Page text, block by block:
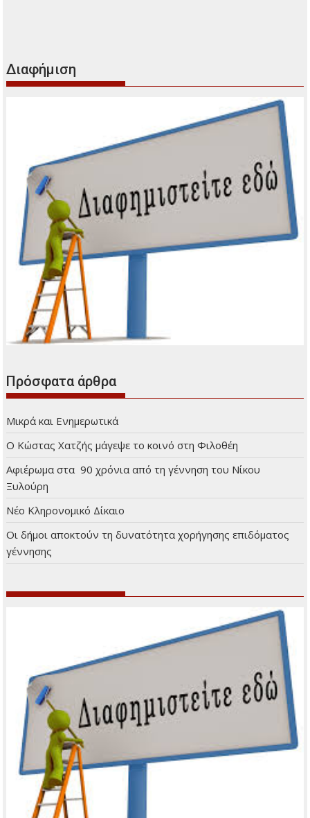
Διαφήμιση
Πρόσφατα άρθρα
Ο Κώστας Χατζής μάγεψε το κοινό στη Φιλοθέη
Αφιέρωμα στα 90 χρόνια από τη γέννηση του Νίκου
Ξυλούρη
Νέο Κληρονομικό Δίκαιο
Οι δήμοι αποκτούν τη δυνατότητα χορήγησης επιδόματος
γέννησης